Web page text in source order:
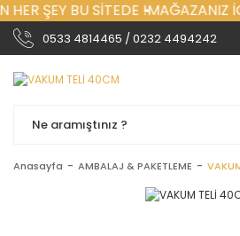
ŞEY BU SİTEDE !MAĞAZANIZ
0533 4814465 / 0232 4494242
Anasayfa AMBALAJ & PAKETLEME